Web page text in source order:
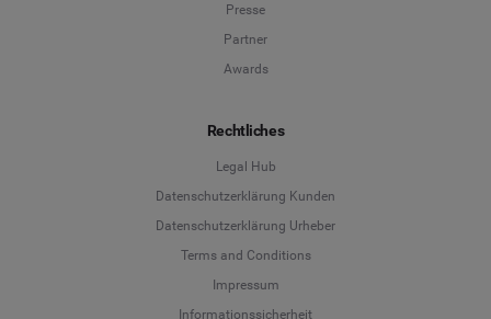
Presse
Partner
Awards
Rechtliches
Legal Hub
Datenschutzerklärung Kunden
Datenschutzerklärung Urheber
Terms and Conditions
Impressum
Informationssicherheit